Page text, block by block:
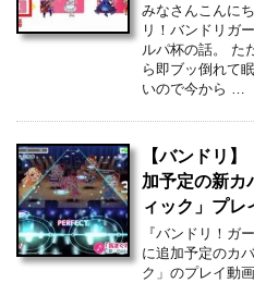
みなさんこんに
リ！バンドリガ
ルパ杯の話。 た
ら即ブッ倒れて
いので今から …
【バンドリ
加予定の新カ
ィック」プレ
『バンドリ！ガ
に追加予定のカ
ク」のプレイ動